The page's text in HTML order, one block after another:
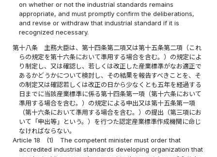
on whether or not the industrial standards remains
appropriate, and must promptly confirm the deliberations,
and revise or withdraw that industrial standard if it is
recognized necessary.
第十八条
主務大臣は、第十四条第二項又は第十五条第二項（これ
らの規定を第十六条において準用する場合を含む。）の規定によ
り制定し、又は確認し、若しくは改正した産業標準がなお適正で
あるかどうかについて検討し、その結果を報告すべきことを、そ
の制定又は確認若しくは改正の日から少なくとも五年を経過する
日までに当該産業標準に係る第十四条第一項（第十六条において
準用する場合を含む。）の規定による申出又は第十五条第一項
（第十六条において準用する場合を含む。）の提出（第三項にお
いて「申出等」という。）を行つた認定産業標準作成機関に命じ
なければならない。
Article 18
(1)
The competent minister must order that
accredited industrial standards developing organization that